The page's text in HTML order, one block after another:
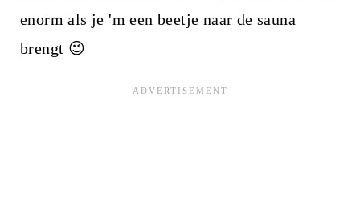
enorm als je 'm een beetje naar de sauna
brengt 😉